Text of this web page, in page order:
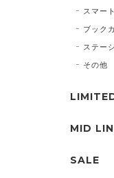
スマー
ブック
ステー
その他
MID
SALE